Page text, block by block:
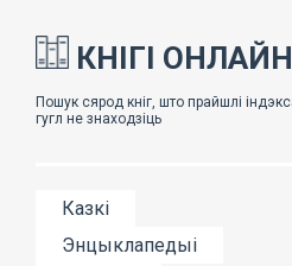
КНІГІ ОНЛАЙН
Казкі
Энцыклапедыі